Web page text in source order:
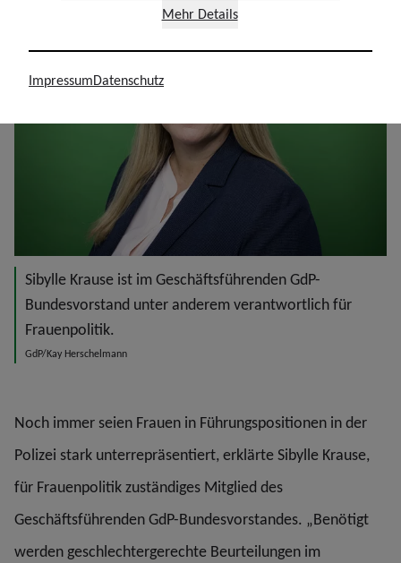
Sibylle Krause ist im Geschäftsführenden GdP-
Bundesvorstand unter anderem verantwortlich für
Frauenpolitik.
GdP/Kay Herschelmann
Noch immer seien Frauen in Führungspositionen in der
Polizei stark unterrepräsentiert, erklärte Sibylle Krause,
für Frauenpolitik zuständiges Mitglied des
Geschäftsführenden GdP-Bundesvorstandes. „Benötigt
werden geschlechtergerechte Beurteilungen im
Mehr Details
ImpressumDatenschutz